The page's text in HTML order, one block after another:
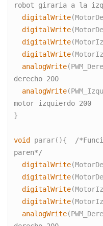
robot giraria a la
  digitalWrite
  digitalWrite
  digitalWrite
  digitalWrite
  analogWrite
derecho 200
  analogWrite
motor izquierdo 200
}
void parar(){
/
paren*/
  digitalWrite
  digitalWrite
  digitalWrite
  digitalWrite
  analogWrite